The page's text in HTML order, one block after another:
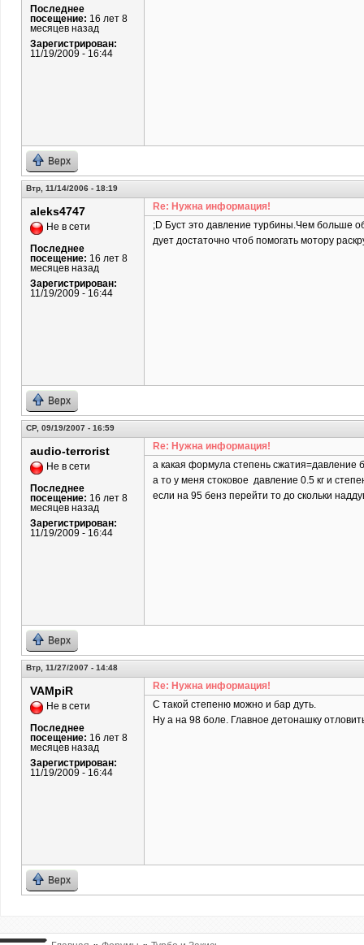
Последнее
посещение: 16 лет 8
месяцев назад
Зарегистрирован:
11/19/2009 - 16:44
Верх
Втр, 11/14/2006 - 18:19
aleks4747
Не в сети
Последнее
посещение: 16 лет 8
месяцев назад
Зарегистрирован:
11/19/2009 - 16:44
Re: Нужна информация!
;D Буст это давление турбины.Чем больше
дует достаточно чтоб помогать мотору
Верх
СР, 09/19/2007 - 16:59
audio-terrorist
Не в сети
Последнее
посещение: 16 лет 8
месяцев назад
Зарегистрирован:
11/19/2009 - 16:44
Re: Нужна информация!
а какая формула степень сжатия=давление
а то у меня стоковое давление 0.5 кг и
если на 95 бенз перейти то до скольки
Верх
Втр, 11/27/2007 - 14:48
VAMpiR
Не в сети
Последнее
посещение: 16 лет 8
месяцев назад
Зарегистрирован:
11/19/2009 - 16:44
Re: Нужна информация!
С такой степеню можно и бар дуть.
Ну а на 98 боле. Главное детонашку
Верх